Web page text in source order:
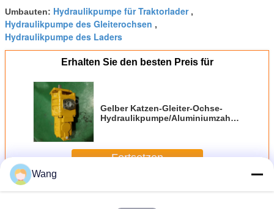
Umbauten: Hydraulikpumpe für Traktorlader,
Hydraulikpumpe des Gleiterochsen ,
Hydraulikpumpe des Laders
Erhalten Sie den besten Preis für
Gelber Katzen-Gleiter-Ochse-
Hydraulikpumpe/
Fortsetzen
MehrLaderZahnradpumpe
Wang